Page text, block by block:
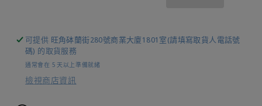
可提供 旺角砵蘭街280號商業大廈1801室(請填寫取貨人電話號
碼) 的取貨服務
通常會在 5 天以上準備就緒
檢視商店資訊